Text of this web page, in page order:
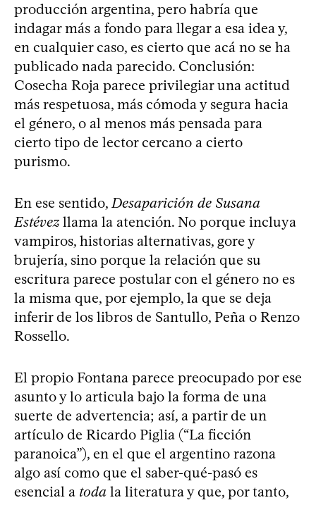
producción argentina, pero habría que
indagar más a fondo para llegar a esa idea y,
en cualquier caso, es cierto que acá no se ha
publicado nada parecido. Conclusión:
Cosecha Roja parece privilegiar una actitud
más respetuosa, más cómoda y segura hacia
el género, o al menos más pensada para
cierto tipo de lector cercano a cierto
purismo.
En ese sentido,Desaparición de Susana
Estévez llama la atención. No porque incluya
vampiros, historias alternativas, gore y
brujería, sino porque la relación que su
escritura parece postular con el género no es
la misma que, por ejemplo, la que se deja
inferir de los libros de Santullo, Peña o Renzo
Rossello.
El propio Fontana parece preocupado por ese
asunto y lo articula bajo la forma de una
suerte de advertencia; así, a partir de un
artículo de Ricardo Piglia (“La ficción
paranoica”), en el que el argentino razona
algo así como que el saber-qué-pasó es
esencial a toda la literatura y que, por tanto,